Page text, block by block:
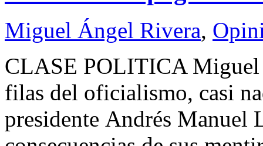
Miguel Ángel Rivera,
CLASE POLITICA
filas del oficialismo, casi
presidente Andrés Manuel